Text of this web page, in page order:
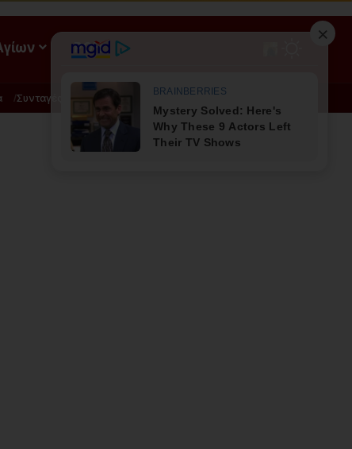
ΡΟΗ
Συνταγές Διατροφή - Φυσική Ιατρική